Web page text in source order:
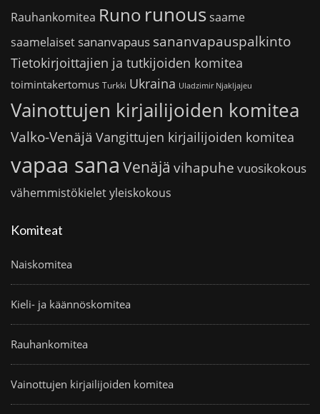
Rauhankomitea Runo runoussaame
saamelaiset sananvapaus sananvapauspalkinto
Tietokirjoittajien ja tutkijoiden komitea
toimintakertomus Turkki Ukraina Uladzimir Njakljajeu
Vainottujen kirjailijoiden komitea
Valko-Venäjä Vangittujen kirjailijoiden komitea
vapaa sana Venäjä vihapuhe vuosikokous
vähemmistökieletyleiskokous
Komiteat
Naiskomitea
Kieli- ja käännöskomitea
Rauhankomitea
Vainottujen kirjailijoiden komitea